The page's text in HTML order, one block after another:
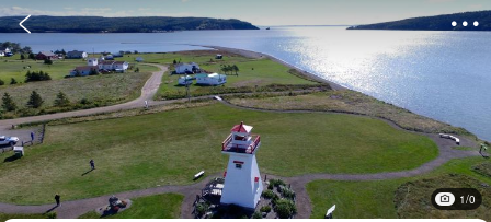
 
1/0